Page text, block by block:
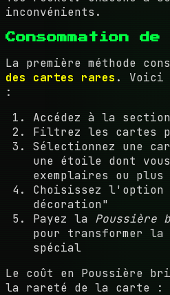
inconvénients.
Consommation
La première méthode
des cartes rares . Voici
:
Accédez à la
Filtrez les cartes
Sélectionnez une
une étoile dont
exemplaires ou plus
Choisissez l'option
décoration"
Payez la Poussière
pour transformer
spécial
Le coût en Poussière
la rareté de la carte :